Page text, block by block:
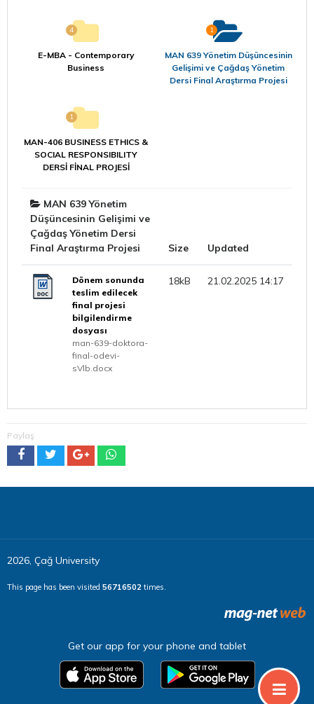
4
E-MBA - Contemporary
Business
1
MAN 639 Yönetim Düşüncesinin
Gelişimi ve Çağdaş Yönetim
Dersi Final Araştırma Projesi
1
MAN-406 BUSINESS ETHICS &
SOCIAL RESPONSIBILITY
DERSİ FİNAL PROJESİ
MAN 639 Yönetim
Düşüncesinin Gelişimi ve
Çağdaş Yönetim Dersi
Final Araştırma Projesi
Size Updated
Dönem sonunda
teslim edilecek
final projesi
bilgilendirme
dosyası
man-639-doktora-
final-odevi-
sVlb.docx
18kB 21.02.2025 14:17
Paylaş
2026, Çağ University
This page has been visited 56716502 times.
Get our app for your phone and tablet